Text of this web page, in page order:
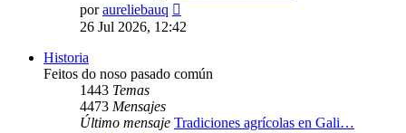
poraureliebauq
último
26 Jul 2026, 12:42
Historia
Feitos do noso pasado común
1443 Temas
4473 Mensajes
Último mensaje Tradiciones agrícolas en Gali…